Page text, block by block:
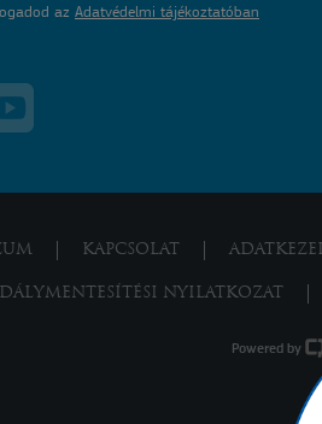
az Adatvédelmi tájékoztatóban
KAPCSOLAT
NYILATKOZAT
Powered by